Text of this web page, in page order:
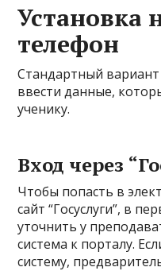
Установка
телефон
Стандартный
ввести данные,
ученику.
Вход через
Чтобы попасть в
сайт “Госуслуги”, в
уточнить у
система к порталу.
систему,